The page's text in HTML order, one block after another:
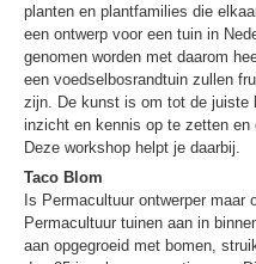
planten en plantfamilies die
een ontwerp voor een tuin in
genomen worden met daarom
een voedselbosrandtuin zullen
zijn. De kunst is om tot de juiste
inzicht en kennis op te zetten en
Deze workshop helpt je daarbij.
Taco Blom
Is Permacultuur ontwerper maar
Permacultuur tuinen aan in
aan opgegroeid met bomen,